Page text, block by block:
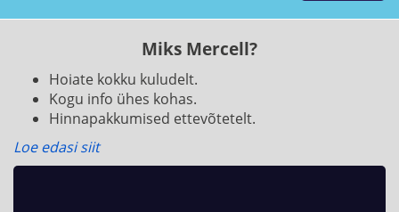
Miks Mercell?
Hoiate kokku kuludelt.
Kogu info ühes kohas.
Hinnapakkumised ettevõtetelt.
Loe edasi siit